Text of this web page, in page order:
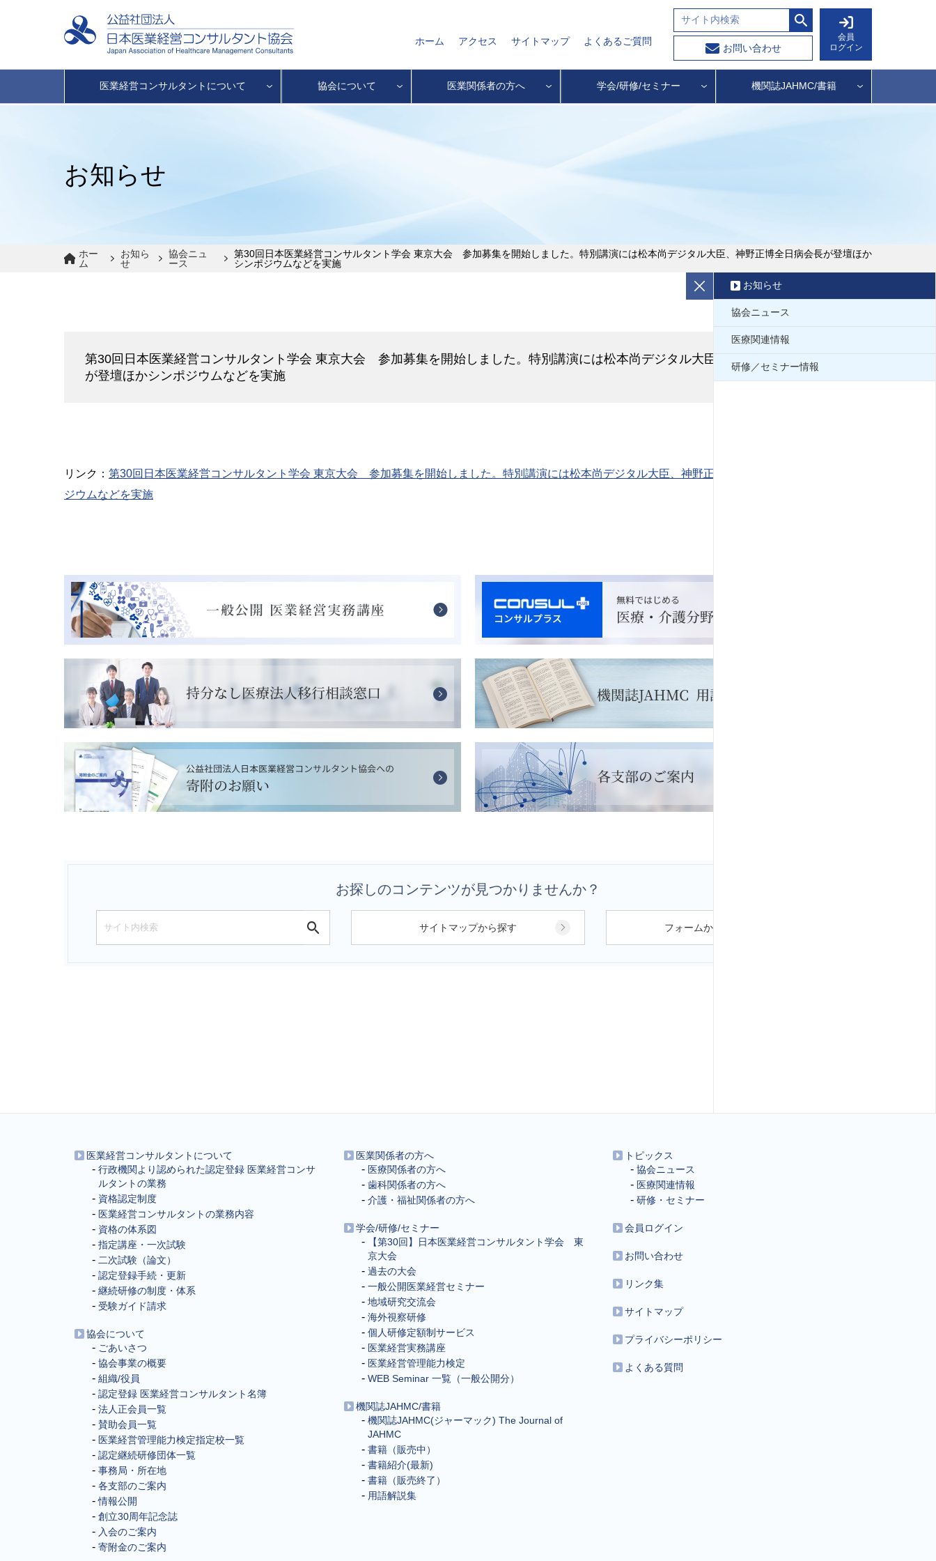
ホーム アクセス サイトマップ よくあるご質問
お問い合わせ
会員
ログイン
医業経営コンサルタントについて 協会について 医業関係者の方へ 学会/研修/セミナー 機関誌JAHMC/書籍
お知らせ
ホー
ム
お知ら
せ
協会ニュ
ース
第30回日本医業経営コンサルタント学会 東京大会 参加募集を開始しました。特別講演には松本尚デジタル大臣、神野正博全日病会長が登壇ほか
シンポジウムなどを実施
第30回日本医業経営コンサルタント学会 東京大会 参加募集を開始しました。特別講演には松本尚デジタル大臣、神野正博全日病会長
が登壇ほかシンポジウムなどを実施
リンク： 第30回日本医業経営コンサルタント学会 東京大会 参加募集を開始しました。特別講演には松本尚デジタル大臣、神野正博全日病会長が登壇ほかシンポ
ジウムなどを実施
お探しのコンテンツが見つかりませんか？
サイトマップから探す フォームから問い合わせる
お知らせ
協会ニュース
医療関連情報
研修／セミナー情報
医業経営コンサルタントについて
行政機関より認められた認定登録 医業経営コンサ
ルタントの業務
資格認定制度
医業経営コンサルタントの業務内容
資格の体系図
指定講座・一次試験
二次試験（論文）
認定登録手続・更新
継続研修の制度・体系
受験ガイド請求
協会について
ごあいさつ
協会事業の概要
組織/役員
認定登録 医業経営コンサルタント名簿
法人正会員一覧
賛助会員一覧
医業経営管理能力検定指定校一覧
認定継続研修団体一覧
事務局・所在地
各支部のご案内
情報公開
創立30周年記念誌
入会のご案内
寄附金のご案内
医業関係者の方へ
医療関係者の方へ
歯科関係者の方へ
介護・福祉関係者の方へ
学会/研修/セミナー
【第30回】日本医業経営コンサルタント学会 東
京大会
過去の大会
一般公開医業経営セミナー
地域研究交流会
海外視察研修
個人研修定額制サービス
医業経営実務講座
医業経営管理能力検定
WEB Seminar 一覧（一般公開分）
機関誌JAHMC/書籍
機関誌JAHMC(ジャーマック) The Journal of
JAHMC
書籍（販売中）
書籍紹介(最新)
書籍（販売終了）
用語解説集
トピックス
協会ニュース
医療関連情報
研修・セミナー
会員ログイン
お問い合わせ
リンク集
サイトマップ
プライバシーポリシー
よくある質問